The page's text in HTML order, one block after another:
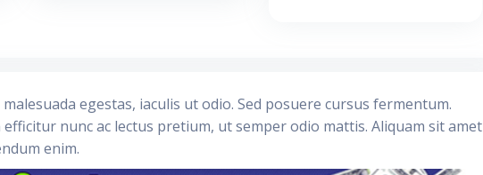
egestas, iaculis ut odio. Sed posuere cursus fermentum.
nunc ac lectus pretium, ut semper odio mattis. Aliquam sit amet
enim.